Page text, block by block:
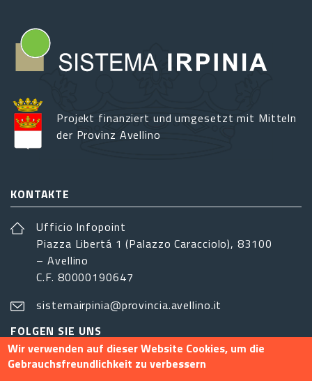
Projekt finanziert und umgesetzt mit Mitteln
der Provinz Avellino
KONTAKTE
Ufficio Infopoint
Piazza Libertá 1 (Palazzo Caracciolo), 83100
– Avellino
C.F. 80000190647
sistemairpinia@provincia.avellino.it
FOLGEN SIE UNS
Wir verwenden auf dieser Website Cookies, um die
Gebrauchsfreundlichkeit zu verbessern